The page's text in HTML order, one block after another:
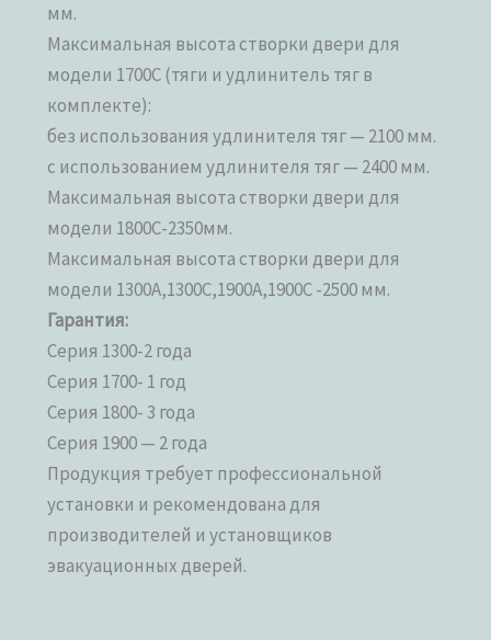
мм.
Максимальная высота створки двери для
модели 1700С (тяги и удлинитель тяг в
комплекте):
без использования удлинителя тяг — 2100 мм.
с использованием удлинителя тяг — 2400 мм.
Максимальная высота створки двери для
модели 1800С-2350мм.
Максимальная высота створки двери для
модели 1300А,1300С,1900А,1900С -2500 мм.
Гарантия:
Серия 1300-2 года
Серия 1700- 1 год
Серия 1800- 3 года
Серия 1900 — 2 года
Продукция требует профессиональной
установки и рекомендована для
производителей и установщиков
эвакуационных дверей.